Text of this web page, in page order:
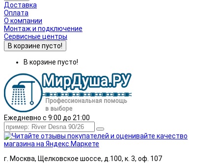
Доставка
Оплата
О компании
Монтаж и подключение
Сервисные центры
В корзине пусто!
В корзине пусто!
Ежедневно с 9:00 до 21:00
г. Москва, Щелковское шоссе, д.100, к. 3, оф. 107